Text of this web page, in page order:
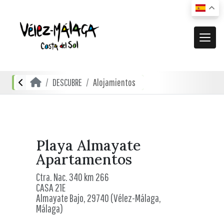
El municipio
Mapa interactivo
Localidades
Localidades Costeras
DESCUBRE
De compras
Restauración
Gastronomía local
Alojamientos
Noticias
RECURSOS
Vídeos promocionales
Documentación
Folletos turísticos
DESCUBRE Alojamientos
Playa Almayate
Apartamentos
Ctra. Nac. 340 km 266
CASA 21E
Almayate Bajo, 29740 (Vélez-Málaga,
Málaga)